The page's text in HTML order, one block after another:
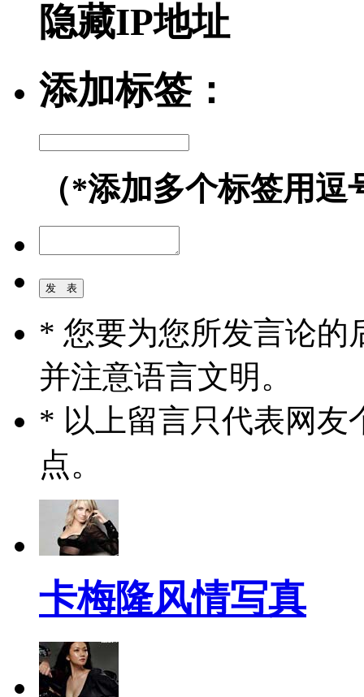
隐藏IP地址
添加标签：
（*添加多个标签用逗
* 您要为您所发言论的
并注意语言文明。
* 以上留言只代表网友
点。
卡梅隆风情写真